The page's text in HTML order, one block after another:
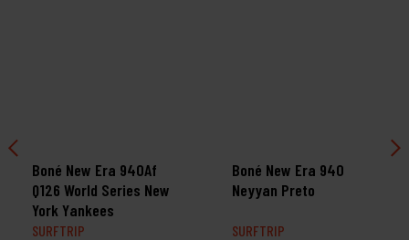
Boné New Era 940Af
Q126 World Series New
York Yankees
SURFTRIP
Boné New Era 940
Neyyan Preto
SURFTRIP